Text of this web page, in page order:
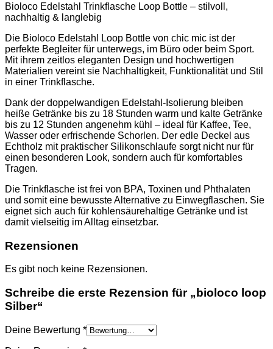
Bioloco Edelstahl Trinkflasche Loop Bottle – stilvoll,
nachhaltig & langlebig
Die Bioloco Edelstahl Loop Bottle von chic mic ist der
perfekte Begleiter für unterwegs, im Büro oder beim Sport.
Mit ihrem zeitlos eleganten Design und hochwertigen
Materialien vereint sie Nachhaltigkeit, Funktionalität und Stil
in einer Trinkflasche.
Dank der doppelwandigen Edelstahl-Isolierung bleiben
heiße Getränke bis zu 18 Stunden warm und kalte Getränke
bis zu 12 Stunden angenehm kühl – ideal für Kaffee, Tee,
Wasser oder erfrischende Schorlen. Der edle Deckel aus
Echtholz mit praktischer Silikonschlaufe sorgt nicht nur für
einen besonderen Look, sondern auch für komfortables
Tragen.
Die Trinkflasche ist frei von BPA, Toxinen und Phthalaten
und somit eine bewusste Alternative zu Einwegflaschen. Sie
eignet sich auch für kohlensäurehaltige Getränke und ist
damit vielseitig im Alltag einsetzbar.
Rezensionen
Es gibt noch keine Rezensionen.
Schreibe die erste Rezension für „bioloco loop
Silber“
Deine Bewertung *